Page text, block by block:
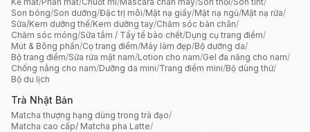
Son bóng/Son dưỡng/Đặc trị môi/Mặt nạ giấy/Mặt nạ ngủ/Mặt nạ rửa/
Sữa/Kem dưỡng thể/Kem dưỡng tay/Chăm sóc bàn chân/
Chăm sóc móng/Sữa tắm / Tẩy tế bào chết/Dụng cụ trang điểm/
Mút & Bông phấn/Cọ trang điểm/Máy làm đẹp/Bộ dưỡng da/
Bộ trang điểm/Sữa rửa mặt nam/Lotion cho nam/Gel đa năng cho nam/
Chống nắng cho nam/Dưỡng da mini/Trang điểm mini/Bộ dùng thử/
Bộ du lịch
Trà Nhật Bản
Matcha thượng hạng dùng trong trà đạo/
Matcha cao cấp/ Matcha pha Latte/